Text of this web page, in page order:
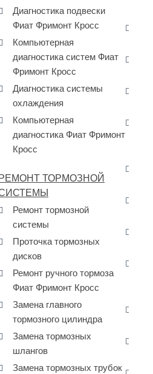
Диагностика подвески
Фиат Фримонт Кросс
Компьютерная
диагностика систем Фиат
Фримонт Кросс
Диагностика системы
охлаждения
Компьютерная
диагностика Фиат Фримонт
Кросс
ТОРМОЗНОЙ
Ремонт тормозной
системы
Проточка тормозных
дисков
Ремонт ручного тормоза
Фиат Фримонт Кросс
Замена главного
тормозного цилиндра
Замена тормозных
шлангов
Замена тормозных трубок